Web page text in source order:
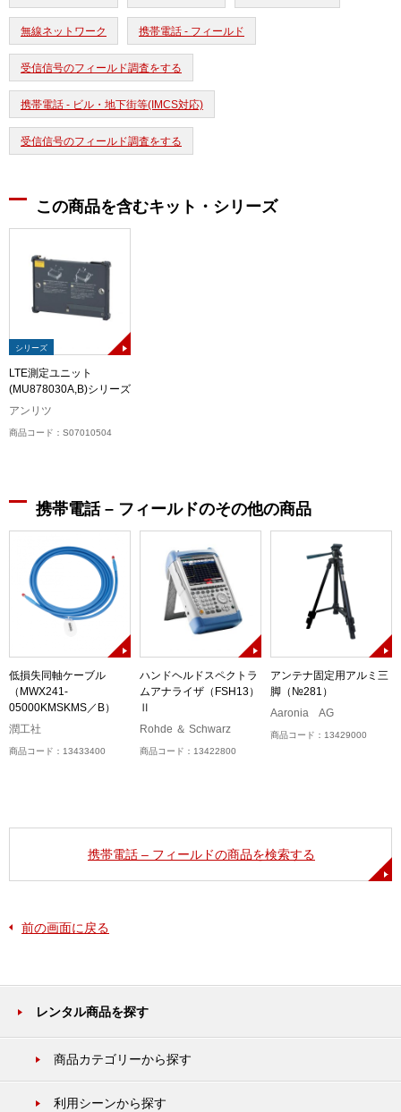
無線ネットワーク 携帯電話 - フィールド
受信信号のフィールド調査をする
携帯電話 - ビル・地下街等(IMCS対応)
受信信号のフィールド調査をする
この商品を含むキット・シリーズ
シリーズ
LTE測定ユニット
(MU878030A,B)シリーズ
アンリツ
商品コード：S07010504
携帯電話 – フィールドのその他の商品
低損失同軸ケーブル
（MWX241-
05000KMSKMS／B）
潤工社
商品コード：13433400
ハンドヘルドスペクトラ
ムアナライザ（FSH13）
Ⅱ
Rohde ＆ Schwarz
商品コード：13422800
アンテナ固定用アルミ三
脚（№281）
Aaronia AG
商品コード：13429000
携帯電話 – フィールドの商品を検索する
前の画面に戻る
レンタル商品を探す
商品カテゴリーから探す
利用シーンから探す